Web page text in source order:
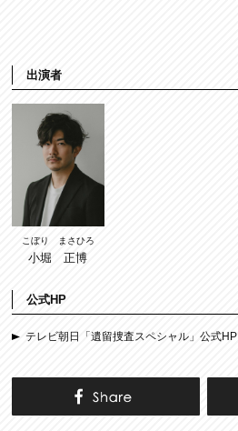
出演者
こぼり まさひろ
小堀 正博
公式HP
テレビ朝日「遺留捜査スペシャル」公式HP